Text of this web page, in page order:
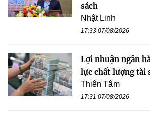
sách
Nhật Linh
17:33 07/08/2026
Lợi nhuận ngân
lực chất lượng tài
Thiên Tâm
17:31 07/08/2026